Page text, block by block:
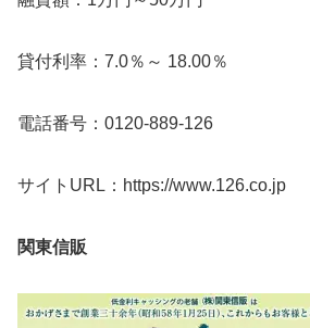
貸付利率：7.0％～ 18.00％
電話番号：0120-889-126
サイトURL：https://www.126.co.jp
関東信販